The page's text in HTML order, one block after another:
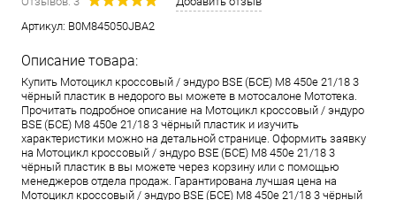
Артикул: B0M845050JBA2
Описание товара:
Купить Мотоцикл кроссовый / эндуро BSE (БСЕ) M8 450e 21/18 3
чёрный пластик в недорого вы можете в мотосалоне Мототека.
Прочитать подробное описание на Мотоцикл кроссовый / эндуро
BSE (БСЕ) M8 450e 21/18 3 чёрный пластик и изучить
характеристики можно на детальной странице. Оформить заявку
на Мотоцикл кроссовый / эндуро BSE (БСЕ) M8 450e 21/18 3
чёрный пластик в вы можете через корзину или с помощью
менеджеров отдела продаж. Гарантирована лучшая цена на
Мотоцикл кроссовый / эндуро BSE (БСЕ) M8 450e 21/18 3 чёрный